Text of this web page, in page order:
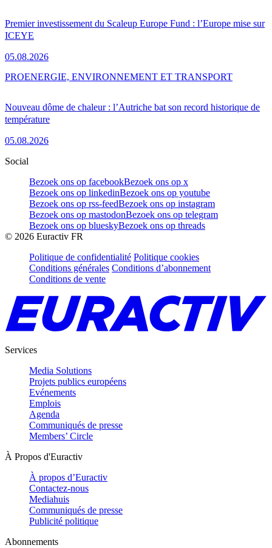
Premier investissement du Scaleup Europe Fund : l’Europe mise sur
ICEYE
05.08.2026
Nouveau dôme de chaleur : l’Autriche bat son record historique de
température
05.08.2026
PROENERGIE, ENVIRONNEMENT ET TRANSPORT
Social
Bezoek ons op facebookBezoek ons op x
Bezoek ons op linkedinBezoek ons op youtube
Bezoek ons op rss-feedBezoek ons op instagram
Bezoek ons op mastodonBezoek ons op telegram
Bezoek ons op blueskyBezoek ons op threads
© 2026 Euractiv FR
Politique de confidentialité Politique cookies
Conditions générales Conditions d’abonnement
Conditions de vente
Services
Media Solutions
Projets publics européens
Evénements
Emplois
Agenda
Communiqués de presse
Members’ Circle
À Propos d'Euractiv
À propos d’Euractiv
Contactez-nous
Mediahuis
Communiqués de presse
Publicité politique
Abonnements